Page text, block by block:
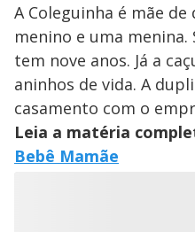
A Coleguinha é mãe de
menino e uma
tem nove anos. Já a
aninhos de vida. A
casamento com o
Leia a matéria
Bebê Mamãe